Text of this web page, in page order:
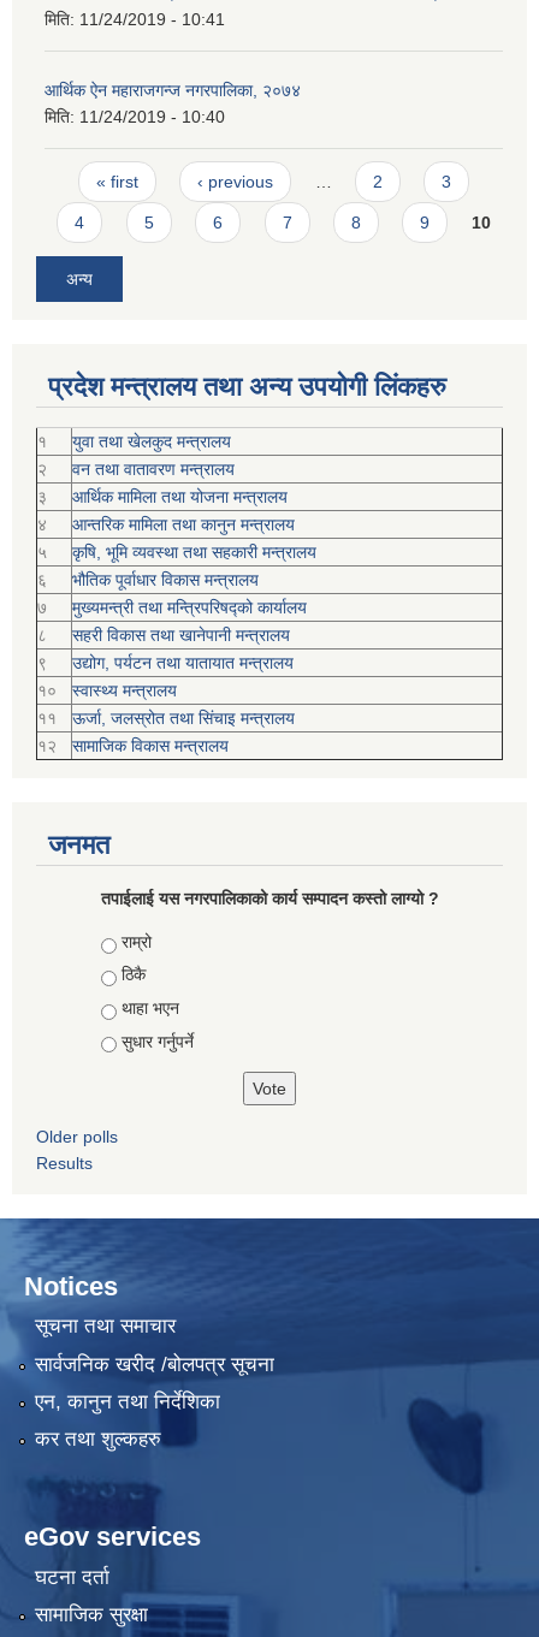
मिति: 11/24/2019 - 10:41
आर्थिक ऐन महाराजगन्ज नगरपालिका, २०७४
मिति: 11/24/2019 - 10:40
Pages
« first ‹ previous … 2 3
4 5 6 7 8 9 10
अन्य
प्रदेश मन्त्रालय तथा अन्य उपयोगी लिंकहरु
१
युवा तथा खेलकुद मन्त्रालय
२
वन तथा वातावरण मन्त्रालय
३
आर्थिक मामिला तथा योजना मन्त्रालय
४
आन्तरिक मामिला तथा कानुन मन्त्रालय
५
कृषि, भूमि व्यवस्था तथा सहकारी मन्त्रालय
६
भौतिक पूर्वाधार विकास मन्त्रालय
७
मुख्यमन्त्री तथा मन्त्रिपरिषद्को कार्यालय
८
सहरी विकास तथा खानेपानी मन्त्रालय
९
उद्योग, पर्यटन तथा यातायात मन्त्रालय
१०
स्वास्थ्य मन्त्रालय
११
ऊर्जा, जलस्रोत तथा सिंचाइ मन्त्रालय
१२
सामाजिक विकास मन्‍‍त्रालय
जनमत
तपाईलाई यस नगरपालिकाको कार्य सम्पादन कस्तो लाग्यो ?
Choices
राम्रो
ठिकै
थाहा भएन
सुधार गर्नुपर्ने
Older polls
Results
Notices
सूचना तथा समाचार
सार्वजनिक खरीद /बोलपत्र सूचना
एन, कानुन तथा निर्देशिका
कर तथा शुल्कहरु
eGov services
घटना दर्ता
सामाजिक सुरक्षा